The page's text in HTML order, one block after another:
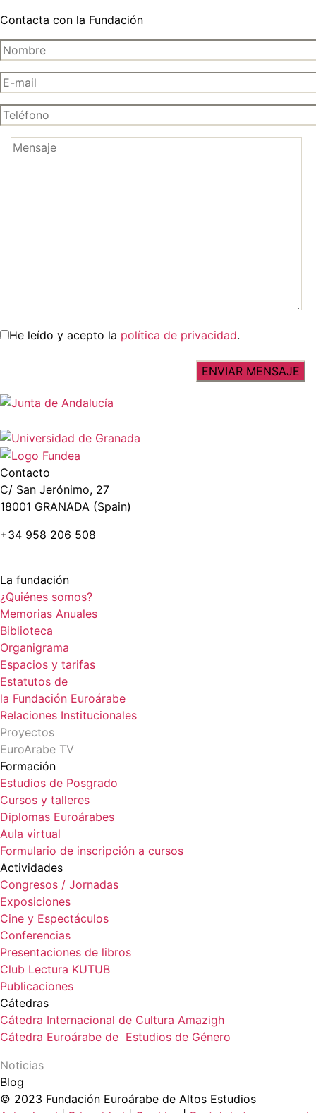
Contacta con la Fundación
He leído y acepto la política de privacidad.
Contacto
C/ San Jerónimo, 27
18001 GRANADA (Spain)
+34 958 206 508
La fundación
¿Quiénes somos?
Memorias Anuales
Biblioteca
Organigrama
Espacios y tarifas
Estatutos de
la Fundación Euroárabe
Relaciones Institucionales
Proyectos
EuroArabe TV
Formación
Estudios de Posgrado
Cursos y talleres
Diplomas Euroárabes
Aula virtual
Formulario de inscripción a cursos
Actividades
Congresos / Jornadas
Exposiciones
Cine y Espectáculos
Conferencias
Presentaciones de libros
Club Lectura KUTUB
Publicaciones
Cátedras
Cátedra Internacional de Cultura Amazigh
Cátedra Euroárabe de Estudios de Género
Noticias
Blog
© 2023 Fundación Euroárabe de Altos Estudios